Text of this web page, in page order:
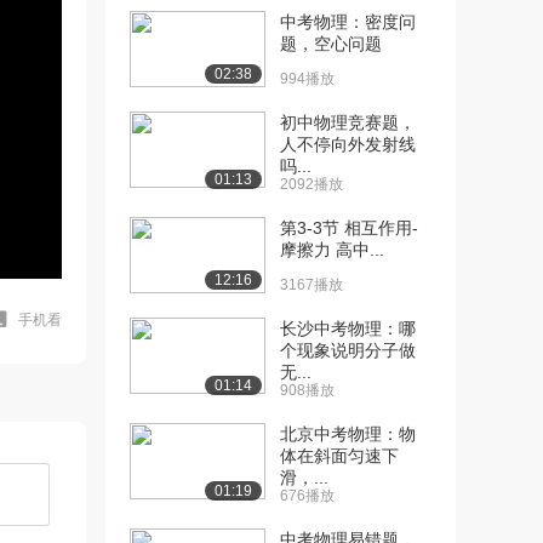
手机看
02:38
中考物理：密度问
题，空心问题
994播放
01:13
初中物理竞赛题，
人不停向外发射线
吗...
2092播放
12:16
第3-3节 相互作用-
摩擦力 高中...
3167播放
01:14
长沙中考物理：哪
个现象说明分子做
无...
908播放
01:19
北京中考物理：物
体在斜面匀速下
滑，...
676播放